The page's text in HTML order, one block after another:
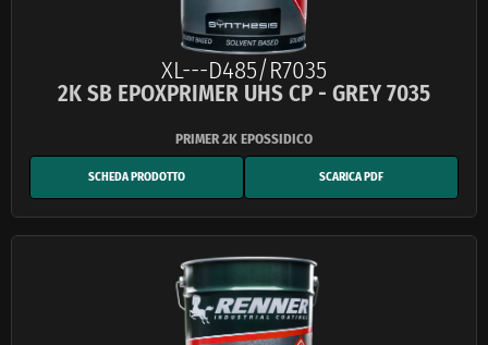
XL---D485/R7035
2K SB EPOXPRIMER UHS CP - GREY 7035
SCHEDA PRODOTTO SCARICA PDF